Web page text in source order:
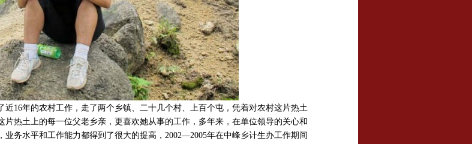
16年的农村工作，走了两个乡镇、二十几个村、上百个屯，凭着对农村这片热土
热土上的每一位父老乡亲，更喜欢她从事的工作，多年来，在单位领导的关心和
务水平和工作能力都得到了很大的提高，2002—2005年在中峰乡计生办工作期间